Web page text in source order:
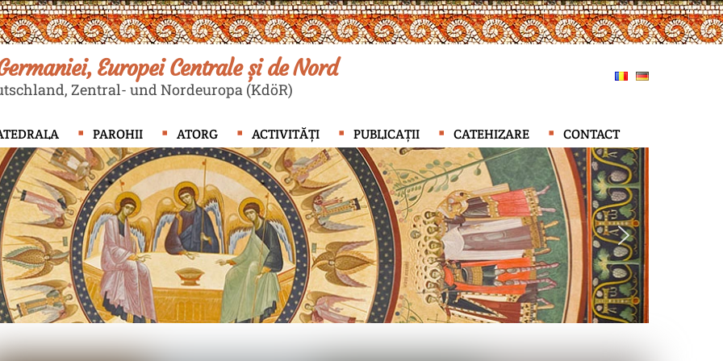
Europei Centrale și de Nord
Zentral- und Nordeuropa (KdöR)
PAROHII ATORG ACTIVITĂȚI PUBLICAȚII CATEHIZARE CONTACT